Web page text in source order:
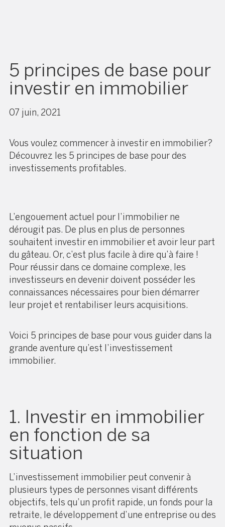
5 principes de base pour
investir en immobilier
07 juin, 2021
Vous voulez commencer à investir en immobilier?
Découvrez les 5 principes de base pour des
investissements profitables.
L’engouement actuel pour l’immobilier ne
dérougit pas. De plus en plus de personnes
souhaitent investir en immobilier et avoir leur part
du gâteau. Or, c’est plus facile à dire qu’à faire !
Pour réussir dans ce domaine complexe, les
investisseurs en devenir doivent posséder les
connaissances nécessaires pour bien démarrer
leur projet et rentabiliser leurs acquisitions.
Voici 5 principes de base pour vous guider dans la
grande aventure qu’est l’investissement
immobilier.
1. Investir en immobilier
en fonction de sa
situation
L’investissement immobilier peut convenir à
plusieurs types de personnes visant différents
objectifs, tels qu’un profit rapide, un fonds pour la
retraite, le développement d’une entreprise ou des